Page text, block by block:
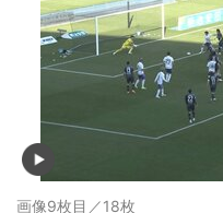
画像9枚目／18枚